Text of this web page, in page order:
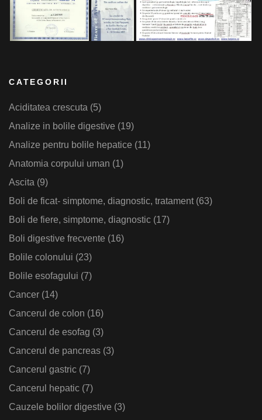
CATEGORII
Aciditatea crescuta (5)
Analize in bolile digestive (19)
Analize pentru bolile hepatice (11)
Anatomia corpului uman (1)
Ascita (9)
Boli de ficat- simptome, diagnostic, tratament(63)
Boli de fiere, simptome, diagnostic (17)
Boli digestive frecvente (16)
Bolile colonului (23)
Bolile esofagului (7)
Cancer (14)
Cancerul de colon (16)
Cancerul de esofag (3)
Cancerul de pancreas (3)
Cancerul gastric (7)
Cancerul hepatic (7)
Cauzele bolilor digestive (3)